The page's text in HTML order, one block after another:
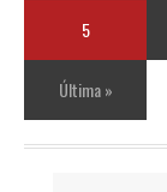
5
Última »